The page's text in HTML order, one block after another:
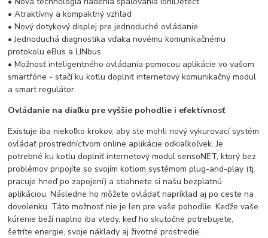
• Atraktívny a kompaktný vzhľad
• Nový dotykový displej pre jednoduché ovládanie
• Jednoduchá diagnostika vďaka novému komunikačnému
protokolu eBus a LINbus
• Možnosť inteligentného ovládania pomocou aplikácie vo vašom
smartfóne - stačí ku kotlu doplniť internetový komunikačný modul
a smart regulátor.
Ovládanie na diaľku pre vyššie pohodlie i efektívnosť
Existuje iba niekoľko krokov, aby ste mohli nový vykurovací systém
ovládať prostredníctvom online aplikácie odkiaľkoľvek. Je
potrebné ku kotlu doplniť internetový modul sensoNET, ktorý bez
problémov pripojíte so svojím kotlom systémom plug-and-play (tj.
pracuje hneď po zapojení) a stiahnete si našu bezplatnú
aplikáciou. Následne ho môžete ovládať napríklad aj po ceste na
dovolenku. Táto možnosť nie je len pre vaše pohodlie. Keďže vaše
kúrenie beží naplno iba vtedy, keď ho skutočne potrebujete,
šetríte energie, svoje náklady aj životné prostredie.